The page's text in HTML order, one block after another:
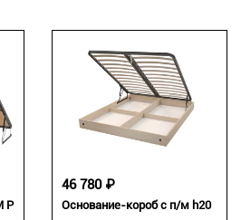
Р Основание-короб с п/м h20
46 780 ₽